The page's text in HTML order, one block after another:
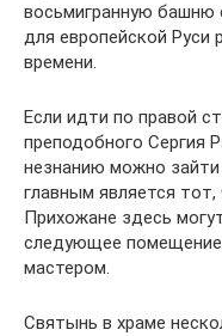
восьмигранную башню
для европейской Руси
времени.
Если идти по правой
преподобного Сергия
незнанию можно
главным является
Прихожане здесь
следующее
мастером.
Святынь в храме